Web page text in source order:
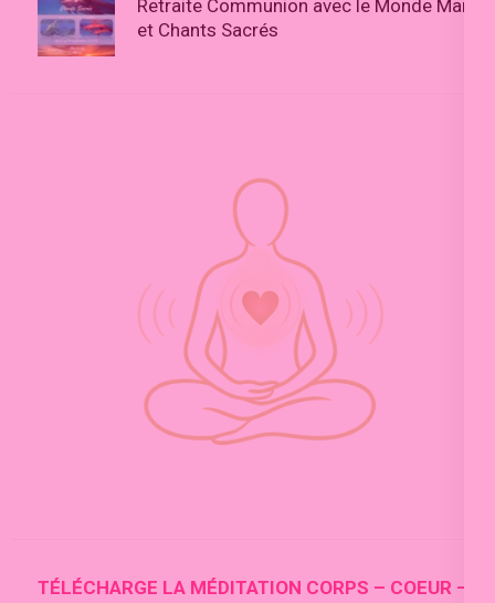
Retraite Communion avec le Monde Marin
et Chants Sacrés
TÉLÉCHARGE LA MÉDITATION CORPS – COEUR –